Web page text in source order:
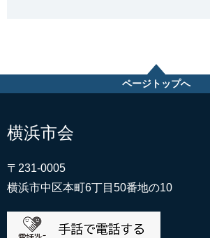
ページトップへ
横浜市会
〒231-0005
横浜市中区本町6丁目50番地の10